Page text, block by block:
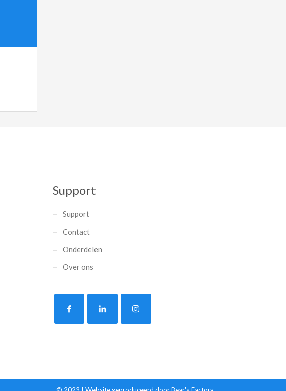
Support
Support
Contact
Onderdelen
Over ons